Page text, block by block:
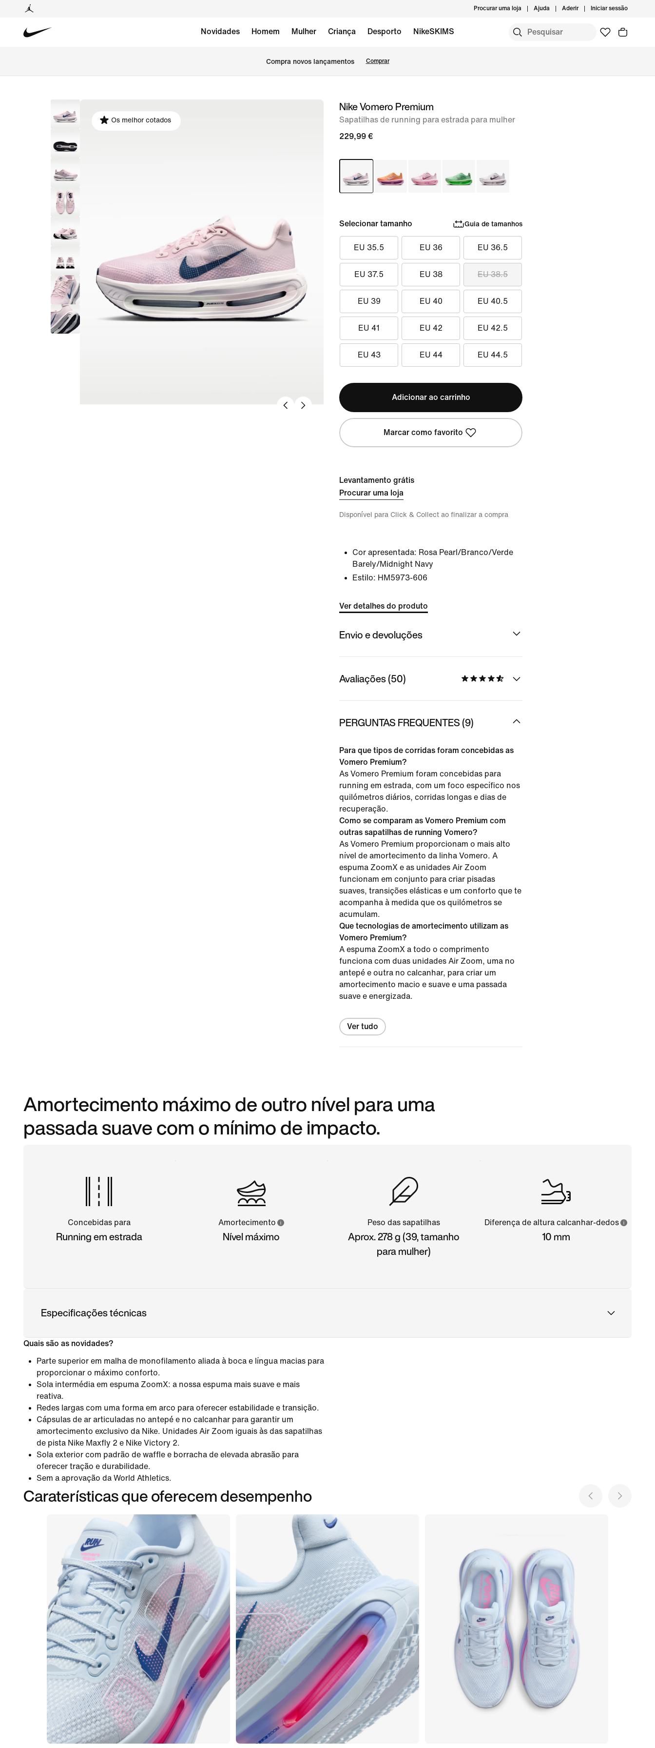
Procurar uma loja Ajuda Aderir Iniciar sessão
Novidades Homem Mulher Criança Desporto NikeSKIMS
Compra novos lançamentos Comprar
imagem
Os melhor cotados
Nike Vomero Premium
Sapatilhas de running para estrada para mulher
229,99 €
Selecionar tamanho Guia de tamanhos
EU 35.5 EU 36 EU 36.5
EU 37.5 EU 38 EU 38.5
EU 39 EU 40 EU 40.5
EU 41 EU 42 EU 42.5
EU 43 EU 44 EU 44.5
Adicionar ao carrinho
Marcar como favorito
Levantamento grátis
Procurar uma loja
Disponível para Click & Collect ao finalizar a compra
Cor apresentada: Rosa Pearl/Branco/Verde
Barely/Midnight Navy
Estilo: HM5973-606
Ver detalhes do produto
Envio e devoluções
Avaliações (50)
PERGUNTAS FREQUENTES (9)
Para que tipos de corridas foram concebidas as
Vomero Premium?
As Vomero Premium foram concebidas para
running em estrada, com um foco específico nos
quilómetros diários, corridas longas e dias de
recuperação.
Como se comparam as Vomero Premium com
outras sapatilhas de running Vomero?
As Vomero Premium proporcionam o mais alto
nível de amortecimento da linha Vomero. A
espuma ZoomX e as unidades Air Zoom
funcionam em conjunto para criar pisadas
suaves, transições elásticas e um conforto que te
acompanha à medida que os quilómetros se
acumulam.
Que tecnologias de amortecimento utilizam as
Vomero Premium?
A espuma ZoomX a todo o comprimento
funciona com duas unidades Air Zoom, uma no
antepé e outra no calcanhar, para criar um
amortecimento macio e suave e uma passada
suave e energizada.
Ver tudo
Amortecimento máximo de outro nível para uma
passada suave com o mínimo de impacto.
Concebidas para
Running em estrada
Amortecimento
Nível máximo
Peso das sapatilhas
Aprox. 278 g (39, tamanho
para mulher)
Diferença de altura calcanhar-dedos
10 mm
Especificações técnicas
Quais são as novidades?
Parte superior em malha de monofilamento aliada à boca e língua macias para
proporcionar o máximo conforto.
Sola intermédia em espuma ZoomX: a nossa espuma mais suave e mais
reativa.
Redes largas com uma forma em arco para oferecer estabilidade e transição.
Cápsulas de ar articuladas no antepé e no calcanhar para garantir um
amortecimento exclusivo da Nike. Unidades Air Zoom iguais às das sapatilhas
de pista Nike Maxfly 2 e Nike Victory 2.
Sola exterior com padrão de waffle e borracha de elevada abrasão para
oferecer tração e durabilidade.
Sem a aprovação da World Athletics.
Caraterísticas que oferecem desempenho